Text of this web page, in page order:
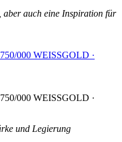
aber auch eine Inspiration für
750/000 WEISSGOLD ·
750/000 WEISSGOLD ·
und Legierung